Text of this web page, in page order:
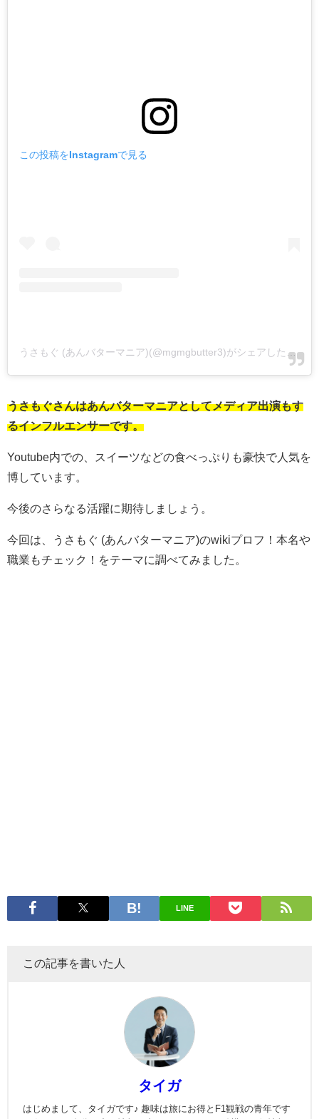
この投稿をInstagramで見る
うさもぐ (あんバターマニア)(@mgmgbutter3)がシェアした投稿
うさもぐさんはあんバターマニアとしてメディア出演もす
るインフルエンサーです。
Youtube内での、スイーツなどの食べっぷりも豪快で人気を
博しています。
今後のさらなる活躍に期待しましょう。
今回は、うさもぐ (あんバターマニア)のwikiプロフ！本名や
職業もチェック！をテーマに調べてみました。
LINE
この記事を書いた人
タイガ
はじめまして、タイガです♪ 趣味は旅にお得とF1観戦の青年です